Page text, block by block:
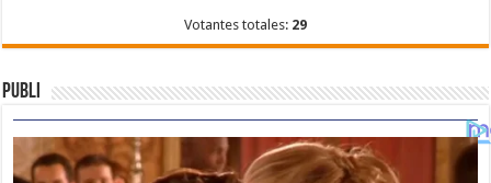
Votantes totales: 29
Publi